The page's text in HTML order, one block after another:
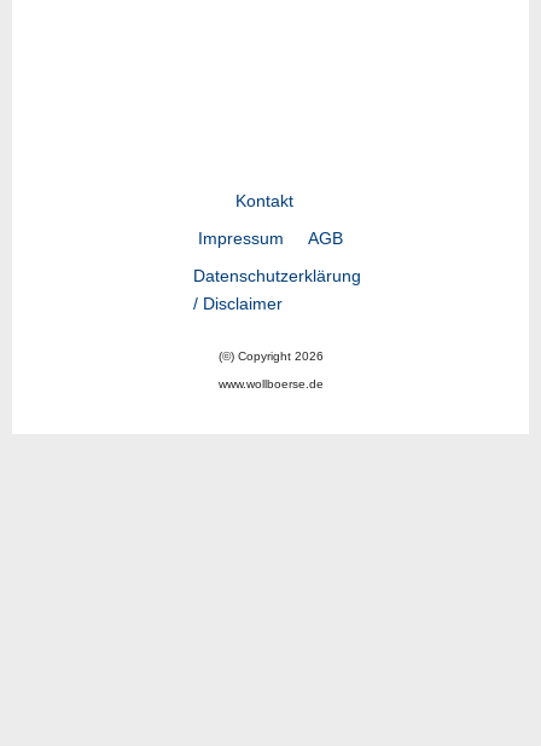
Kontakt
Impressum
AGB
Datenschutzerklärung
/ Disclaimer
(©) Copyright 2026
www.wollboerse.de